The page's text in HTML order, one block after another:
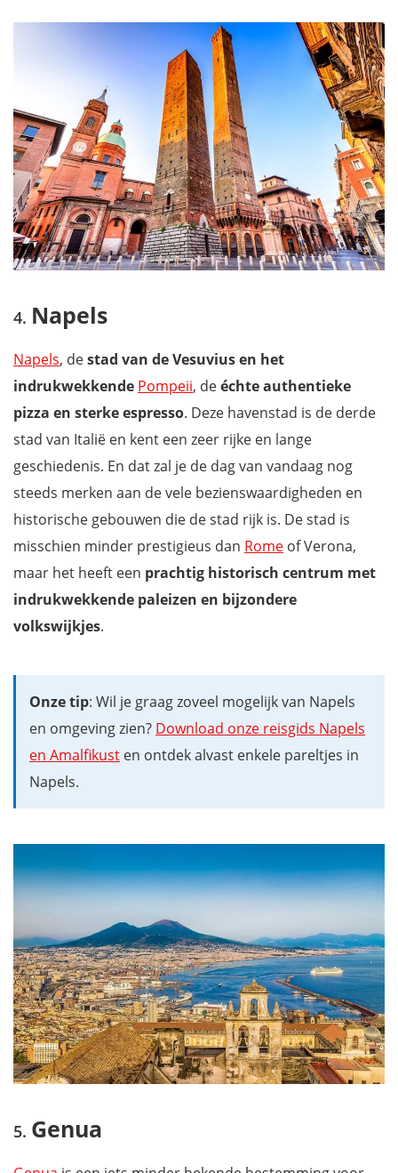
Napels
Napels, destad van de Vesuvius en het
indrukwekkende Pompeii, deéchte authentieke
pizza en sterke espresso. Deze havenstad is de derde
stad van Italië en kent een zeer rijke en lange
geschiedenis. En dat zal je de dag van vandaag nog
steeds merken aan de vele bezienswaardigheden en
historische gebouwen die de stad rijk is. De stad is
misschien minder prestigieus dan Rome of Verona,
maar het heeft een prachtig historisch centrum met
indrukwekkende paleizen en bijzondere
volkswijkjes.
Onze tip: Wil je graag zoveel mogelijk van Napels
en omgeving zien? Download onze reisgids Napels
en Amalfikust en ontdek alvast enkele pareltjes in
Napels.
Genua